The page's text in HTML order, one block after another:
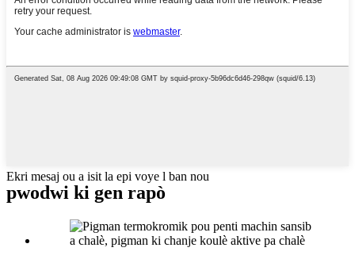
Ekri mesaj ou a isit la epi voye l ban nou
pwodwi ki gen rapò